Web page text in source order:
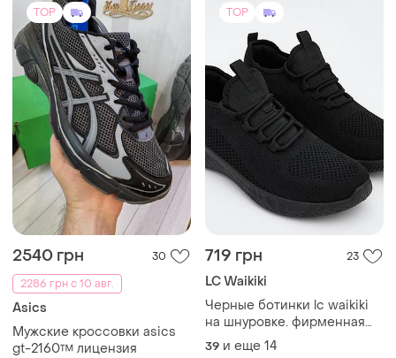
TOP
2540 грн
30
2286 грн с 10 авг.
Asics
Мужские кроссовки asics
gt-2160™ лицензия
TOP
719 грн 23
LC Waikiki
Черные ботинки lc waikiki
на шнуровке. фирменная
туречевая
39 и еще 14